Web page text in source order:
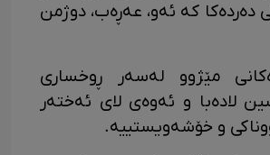
دەردەکا کە ئەو، عەڕەب، دوژمن
مێژوو لەسەر ڕوخساری
لادەبا و ئەوەی لای ئەختەر
و خۆشەویستییە.